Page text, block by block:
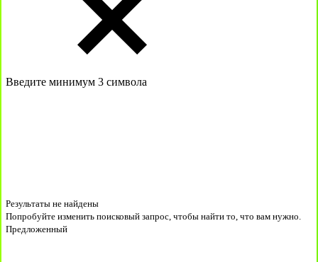
Введите минимум 3 символа
Результаты не найдены
Попробуйте изменить поисковый запрос, чтобы найти то, что вам нужно.
Предложенный